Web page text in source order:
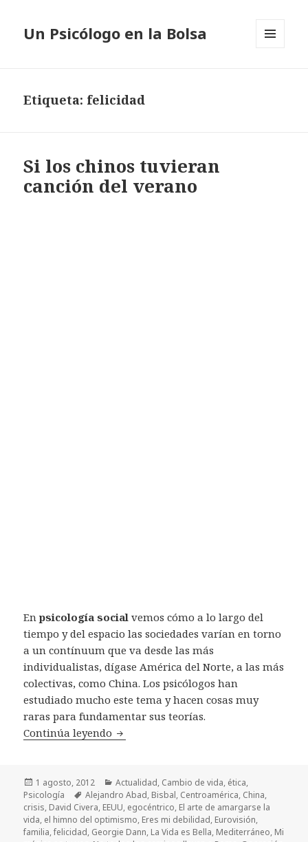
Un Psicólogo en la Bolsa
Etiqueta: felicidad
Si los chinos tuvieran
canción del verano
Enpsicología social vemos cómo a lo largo del
tiempo y del espacio las sociedades varían en torno
a un contínuum que va desde las más
individualistas, dígase América del Norte, a las más
colectivas, como China. Los psicólogos han
estudiado mucho este tema y hacen cosas muy
raras para fundamentar sus teorías.
Continúa leyendo Si los chinos tuvieran canción del
Publicado
el
1 agosto, 2012 Categorías
Actualidad, Cambio de vida, ética,
Psicología
Etiquetas
Alejandro Abad, Bisbal, Centroamérica, China,
crisis, David Civera, EEUU, egocéntrico, El arte de amargarse la
vida, el himno del optimismo, Eres mi debilidad, Eurovisión,
familia,felicidad, Georgie Dann, La Vida es Bella, Mediterráneo, Mi